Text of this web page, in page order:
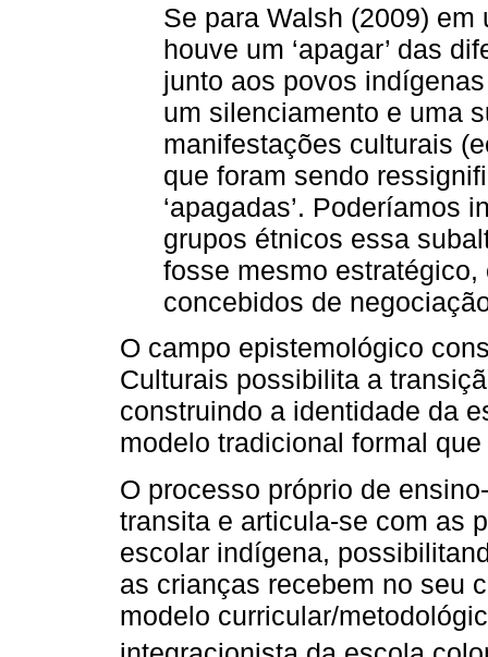
Se para Walsh (2009)
houve um ‘apagar’ das
junto aos povos
um silenciamento e uma
manifestações culturais
que foram sendo
‘apagadas’. Poderíamos
grupos étnicos essa
fosse mesmo
concebidos de
O campo epistemológico
Culturais possibilita a
construindo a identidade da
modelo tradicional formal
O processo próprio de
transita e articula-se com as
escolar indígena,
as crianças recebem no seu
modelo curricular/